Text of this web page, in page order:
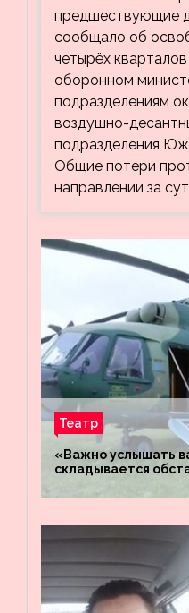
предшествующие
сообщало об
четырёх
оборонном
подразделениям
воздушно-
подразделения
Общие потери
направлении за
Театр
«Важно услышать
складывается
«Восток»